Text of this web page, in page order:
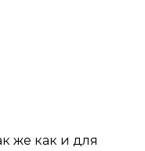
же как и для